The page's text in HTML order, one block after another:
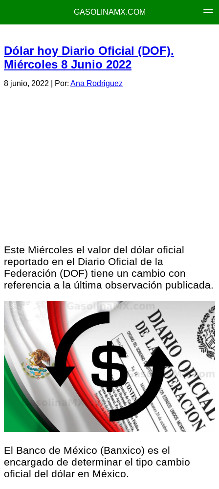
GASOLINAMX.COM
Dólar hoy Diario Oficial (DOF).
Miércoles 8 Junio 2022
8 junio, 2022 | Por: Ana Rodriguez
Este Miércoles el valor del dólar oficial
reportado en el Diario Oficial de la
Federación (DOF) tiene un cambio con
referencia a la última observación publicada.
El Banco de México (Banxico) es el
encargado de determinar el tipo cambio
oficial del dólar en México.